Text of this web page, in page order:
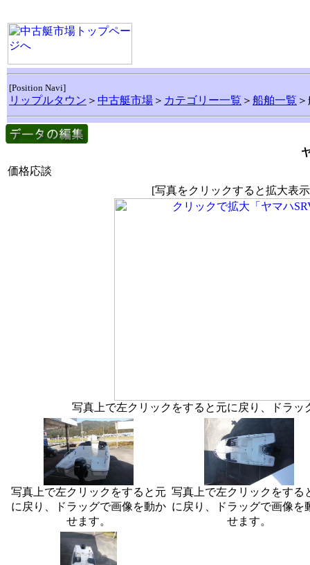
[Position Navi]
リップルタウン ＞ 中古艇市場 ＞ カテゴリー一覧 ＞ 船舶一覧
価格応談
[写真をクリックすると拡大表
写真上で左クリックをすると元に戻り、ドラッ
写真上で左クリックをすると元
に戻り、ドラッグで画像を動か
せます。
写真上で左クリックをする
に戻り、ドラッグで画像を
せます。